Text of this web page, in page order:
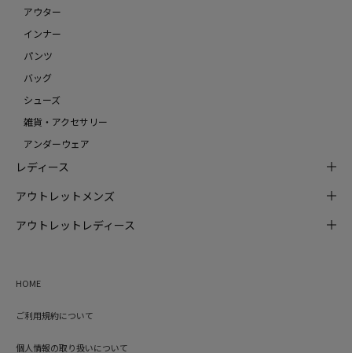
アウター
インナー
パンツ
バッグ
シューズ
雑貨・アクセサリー
アンダーウェア
レディース
アウトレットメンズ
アウトレットレディース
HOME
ご利用規約について
個人情報の取り扱いについて